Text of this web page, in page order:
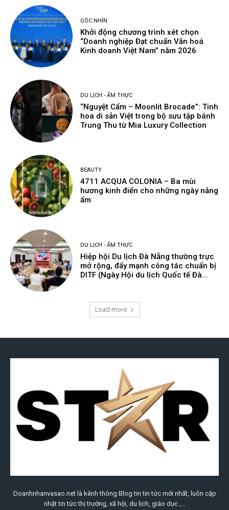
Doanhnhanvasao.net là kênh thông Blog tin tin tức mới nhất, luôn cập
nhật tin tức thị trường, xã hội, du lịch, giáo dục ,...